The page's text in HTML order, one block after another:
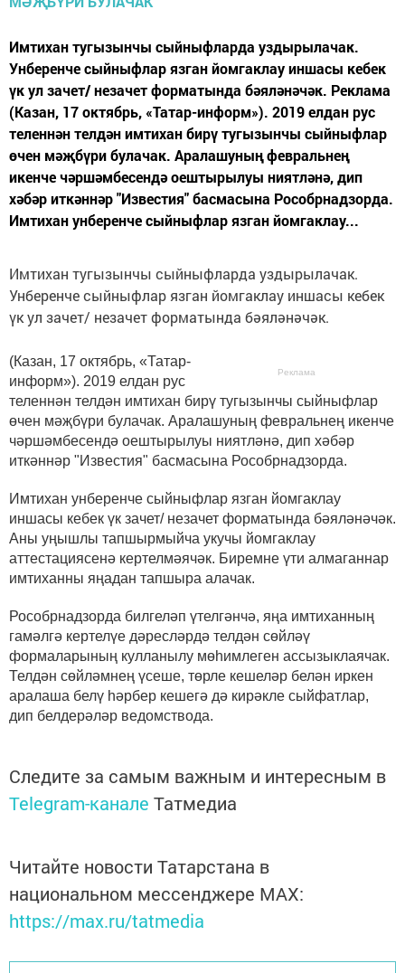
Имтихан тугызынчы сыйныфларда уздырылачак.
Унберенче сыйныфлар язган йомгаклау иншасы кебек
үк ул зачет/ незачет форматында бәяләнәчәк. Реклама
(Казан, 17 октябрь, «Татар-информ»). 2019 елдан рус
теленнән телдән имтихан бирү тугызынчы сыйныфлар
өчен мәҗбүри булачак. Аралашуның февральнең
икенче чәршәмбесендә оештырылуы ниятләнә, дип
хәбәр иткәннәр "Известия" басмасына Рособрнадзорда.
Имтихан унберенче сыйныфлар язган йомгаклау...
Имтихан тугызынчы сыйныфларда уздырылачак.
Унберенче сыйныфлар язган йомгаклау иншасы кебек
үк ул зачет/ незачет форматында бәяләнәчәк.
Реклама
(Казан, 17 октябрь, «Татар-
информ»). 2019 елдан рус
теленнән телдән имтихан бирү тугызынчы сыйныфлар
өчен мәҗбүри булачак. Аралашуның февральнең икенче
чәршәмбесендә оештырылуы ниятләнә, дип хәбәр
иткәннәр "Известия" басмасына Рособрнадзорда.
Имтихан унберенче сыйныфлар язган йомгаклау
иншасы кебек үк зачет/ незачет форматында бәяләнәчәк.
Аны уңышлы тапшырмыйча укучы йомгаклау
аттестациясенә кертелмәячәк. Биремне үти алмаганнар
имтиханны яңадан тапшыра алачак.
Рособрнадзорда билгеләп үтелгәнчә, яңа имтиханның
гамәлгә кертелүе дәресләрдә телдән сөйләү
формаларының кулланылу мөһимлеген ассызыклаячак.
Телдән сөйләмнең үсеше, төрле кешеләр белән иркен
аралаша белү һәрбер кешегә дә кирәкле сыйфатлар,
дип белдерәләр ведомствода.
Следите за самым важным и интересным в
Telegram-канале Татмедиа
Читайте новости Татарстана в
национальном мессенджере MАХ:
https://max.ru/tatmedia